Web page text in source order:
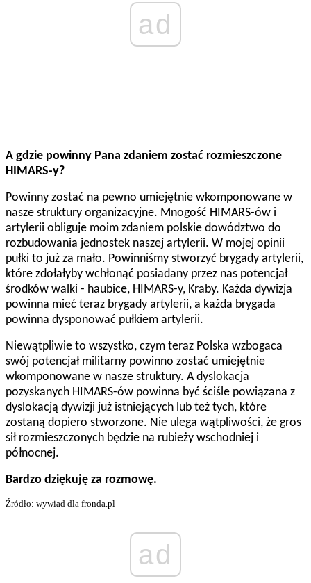
ad
A gdzie powinny Pana zdaniem zostać rozmieszczone
HIMARS-y?
Powinny zostać na pewno umiejętnie wkomponowane w
nasze struktury organizacyjne. Mnogość HIMARS-ów i
artylerii obliguje moim zdaniem polskie dowództwo do
rozbudowania jednostek naszej artylerii. W mojej opinii
pułki to już za mało. Powinniśmy stworzyć brygady artylerii,
które zdołałyby wchłonąć posiadany przez nas potencjał
środków walki - haubice, HIMARS-y, Kraby. Każda dywizja
powinna mieć teraz brygady artylerii, a każda brygada
powinna dysponować pułkiem artylerii.
Niewątpliwie to wszystko, czym teraz Polska wzbogaca
swój potencjał militarny powinno zostać umiejętnie
wkomponowane w nasze struktury. A dyslokacja
pozyskanych HIMARS-ów powinna być ściśle powiązana z
dyslokacją dywizji już istniejących lub też tych, które
zostaną dopiero stworzone. Nie ulega wątpliwości, że gros
sił rozmieszczonych będzie na rubieży wschodniej i
północnej.
Bardzo dziękuję za rozmowę.
Źródło: wywiad dla fronda.pl
ad